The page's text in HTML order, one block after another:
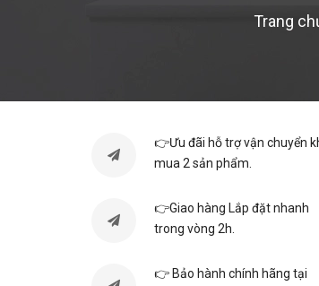
Trang
👉Ưu đãi hỗ trợ vận chuyển
mua 2 sản phẩm.
👉Giao hàng Lắp đặt nhanh
trong vòng 2h.
👉 Bảo hành chính hãng tại